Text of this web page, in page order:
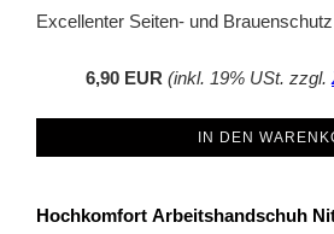
Excellenter Seiten- und
6,90 EUR (inkl. 19% USt. zzgl.
IN DEN
Hochkomfort Arbeitshandschuh